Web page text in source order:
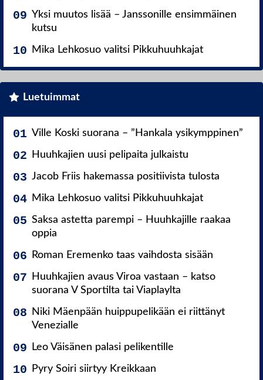
Yksi muutos lisää – Janssonille ensimmäinen
kutsu
Mika Lehkosuo valitsi Pikkuhuuhkajat
Luetuimmat
Ville Koski suorana – ”Hankala ysikymppinen”
Huuhkajien uusi pelipaita julkaistu
Jacob Friis hakemassa positiivista tulosta
Mika Lehkosuo valitsi Pikkuhuuhkajat
Saksa astetta parempi – Huuhkajille raakaa
oppia
Roman Eremenko taas vaihdosta sisään
Huuhkajien avaus Viroa vastaan – katso
suorana V Sportilta tai Viaplaylta
Niki Mäenpään huippupelikään ei riittänyt
Venezialle
Leo Väisänen palasi pelikentille
Pyry Soiri siirtyy Kreikkaan